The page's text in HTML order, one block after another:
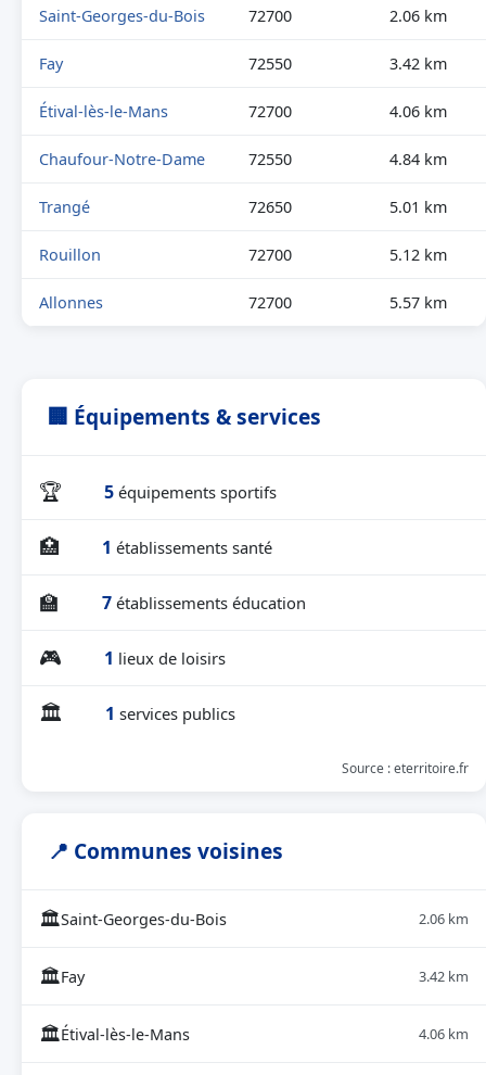
Saint-Georges-du-Bois 72700 2.06 km
Fay 72550 3.42 km
Étival-lès-le-Mans 72700 4.06 km
Chaufour-Notre-Dame 72550 4.84 km
Trangé 72650 5.01 km
Rouillon 72700 5.12 km
Allonnes 72700 5.57 km
🏢 Équipements & services
🏆 5 équipements sportifs
🏥 1 établissements santé
🏫 7 établissements éducation
🎮 1 lieux de loisirs
🏛 1 services publics
Source : eterritoire.fr
📍 Communes voisines
🏛Saint-Georges-du-Bois 2.06 km
🏛Fay 3.42 km
🏛Étival-lès-le-Mans 4.06 km